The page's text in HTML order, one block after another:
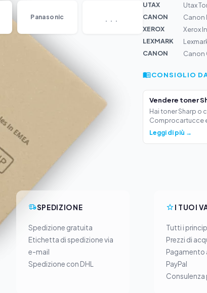
Panasonic ...
UTAX
Utax
CANON
Canon
XEROX
Xerox
LEXMARK
CANON
Canon
CONSIGLIO
Vendere toner
Hai toner Sharp o
Comprocartucce
Leggi di più →
SPEDIZIONE
Spedizione gratuita
Etichetta di spedizione via
e-mail
Spedizione con DHL
I TUOI
Tutti i
Prezzi di
Pagamento
PayPal
Consulenza